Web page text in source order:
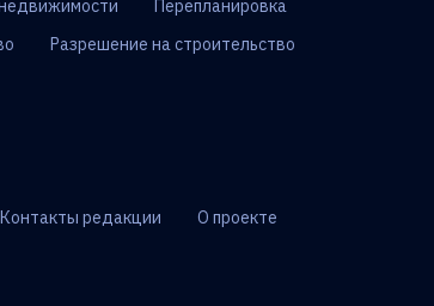
Перепланировка
Разрешение на строительство
Контакты редакции
О проекте